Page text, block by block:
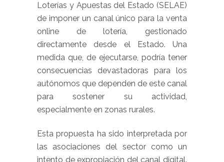
Loterías y Apuestas del Estado (SELAE)
de imponer un canal único para la venta
online de lotería, gestionado
directamente desde el Estado. Una
medida que, de ejecutarse, podría tener
consecuencias devastadoras para los
autónomos que dependen de este canal
para sostener su actividad,
especialmente en zonas rurales.
Esta propuesta ha sido interpretada por
las asociaciones del sector como un
intento de expropiación del canal digital.